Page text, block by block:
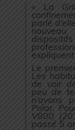
« La
parlé
Le
Les
de voir
peu de
n’avons
Polar.
V800
passé 5